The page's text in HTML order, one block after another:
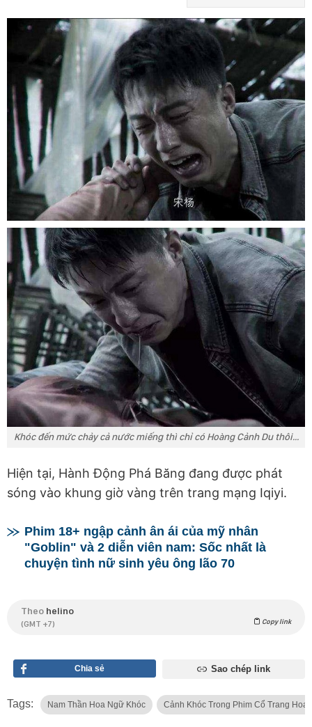
Khóc đến mức chảy cả nước miếng thì chỉ có Hoàng Cảnh Du thôi...
Hiện tại, Hành Động Phá Băng đang được phát
sóng vào khung giờ vàng trên trang mạng Iqiyi.
Phim 18+ ngập cảnh ân ái của mỹ nhân
"Goblin" và 2 diễn viên nam: Sốc nhất là
chuyện tình nữ sinh yêu ông lão 70
Theo helino
(GMT +7) Copy link
Chia sẻ Sao chép link
Tags: Nam Thần Hoa Ngữ Khóc Cảnh Khóc Trong Phim Cổ Trang Hoa